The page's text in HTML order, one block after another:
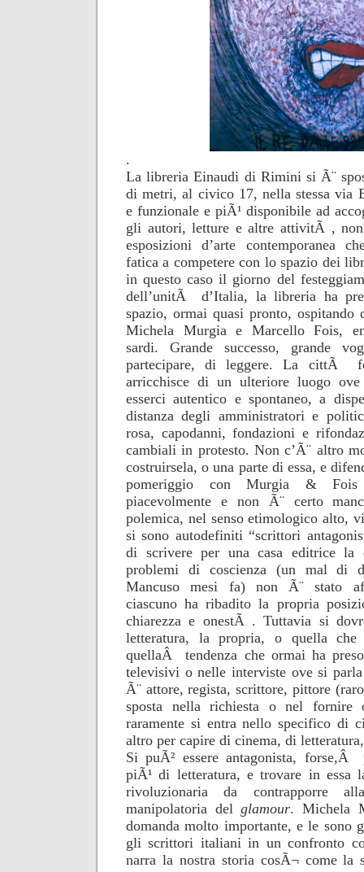
.
La libreria Einaudi di Rimini si Ã¨
di metri, al civico 17, nella stessa via
e funzionale e piÃ¹ disponibile ad
gli autori, letture e altre attivitÃ ,
esposizioni d’arte contemporanea
fatica a competere con lo spazio dei
in questo caso il giorno del
dell’unitÃ d’Italia, la libreria ha
spazio, ormai quasi pronto, ospitando
Michela Murgia e Marcello Fois,
sardi. Grande successo, grande
partecipare, di leggere. La cittÃ
arricchisce di un ulteriore luogo
esserci autentico e spontaneo, a
distanza degli amministratori e
rosa, capodanni, fondazioni e
cambiali in protesto. Non c’Ã¨ altro
costruirsela, o una parte di essa, e
pomeriggio con Murgia &
piacevolmente e non Ã¨ certo
polemica, nel senso etimologico alto,
si sono autodefiniti “scrittori
di scrivere per una casa editrice
problemi di coscienza (un mal di
Mancuso mesi fa) non Ã¨ stato
ciascuno ha ribadito la propria
chiarezza e onestÃ . Tuttavia si
letteratura, la propria, o quella
quellaÂ tendenza che ormai ha
televisivi o nelle interviste ove si
Ã¨ attore, regista, scrittore, pittore
sposta nella richiesta o nel fornire
raramente si entra nello specifico di
altro per capire di cinema, di
Si puÃ² essere antagonista, forse,Â
piÃ¹ di letteratura, e trovare in essa
rivoluzionaria da contrapporre
manipolatoria delglamour. Michela
domanda molto importante, e le sono
gli scrittori italiani in un confronto
narra la nostra storia cosÃ¬ come la